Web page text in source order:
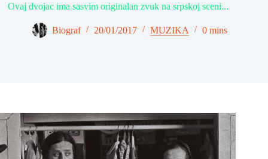
Ovaj dvojac ima sasvim originalan zvuk na srpskoj sceni...
Biograf 20/01/2017 MUZIKA 0 mins